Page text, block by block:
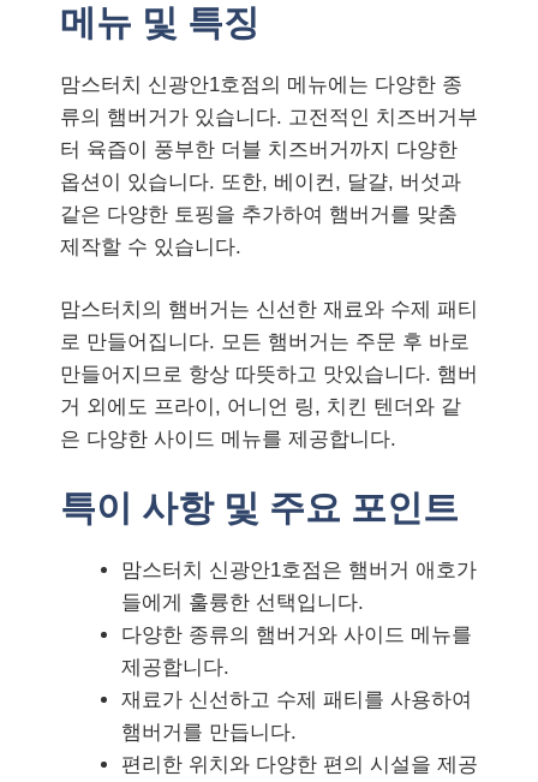
메뉴 및 특징
맘스터치 신광안1호점의 메뉴에는 다양한 종
류의 햄버거가 있습니다. 고전적인 치즈버거부
터 육즙이 풍부한 더블 치즈버거까지 다양한
옵션이 있습니다. 또한, 베이컨, 달걀, 버섯과
같은 다양한 토핑을 추가하여 햄버거를 맞춤
제작할 수 있습니다.
맘스터치의 햄버거는 신선한 재료와 수제 패티
로 만들어집니다. 모든 햄버거는 주문 후 바로
만들어지므로 항상 따뜻하고 맛있습니다. 햄버
거 외에도 프라이, 어니언 링, 치킨 텐더와 같
은 다양한 사이드 메뉴를 제공합니다.
특이 사항 및 주요 포인트
맘스터치 신광안1호점은 햄버거 애호가
들에게 훌륭한 선택입니다.
다양한 종류의 햄버거와 사이드 메뉴를
제공합니다.
재료가 신선하고 수제 패티를 사용하여
햄버거를 만듭니다.
편리한 위치와 다양한 편의 시설을 제공